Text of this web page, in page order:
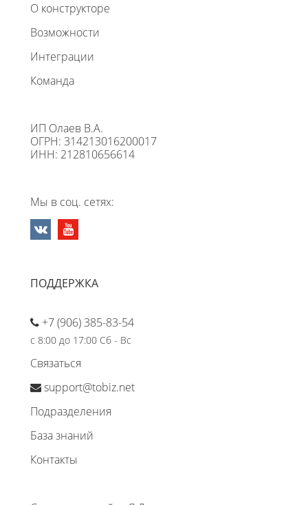
О конструкторе
Возможности
Интеграции
Команда
ИП Олаев В.А.
ОГРН: 314213016200017
ИНН: 212810656614
Мы в соц. сетях:
ПОДДЕРЖКА
+7 (906) 385-83-54
с 8:00 до 17:00 Сб - Вс
Связаться
support@tobiz.net
Подразделения
База знаний
Контакты